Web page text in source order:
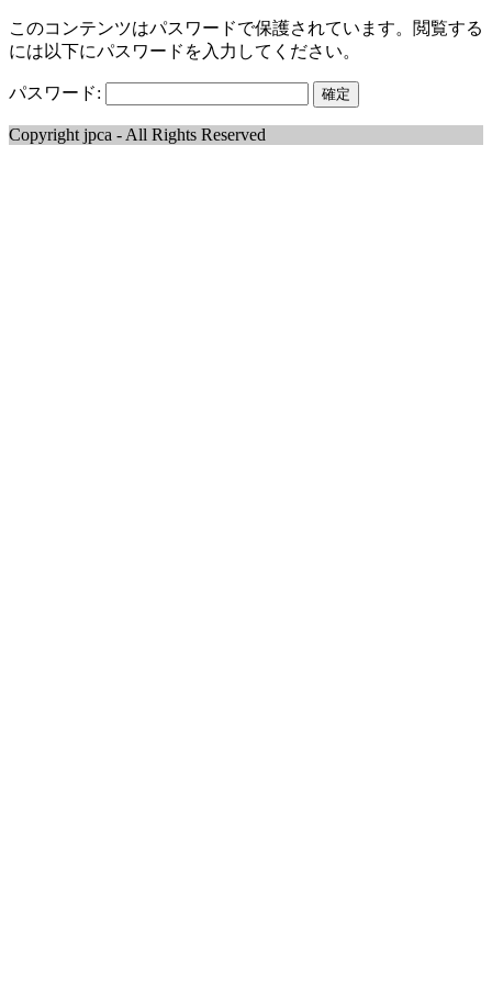
このコンテンツはパスワードで保護されています。閲覧する
には以下にパスワードを入力してください。
パスワード:
Copyright jpca - All Rights Reserved